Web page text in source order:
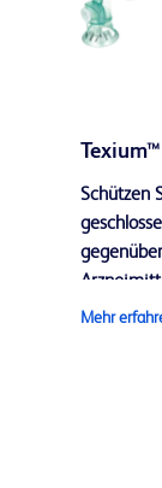
Schützen
Mehr